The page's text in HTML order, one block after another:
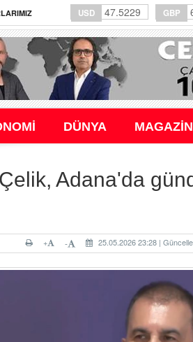
USD 47.5229 GBP
DÜNYA MAGAZİN
Adana'da
25.05.2026 23:28 |
-
+